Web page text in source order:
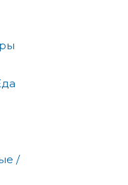
/